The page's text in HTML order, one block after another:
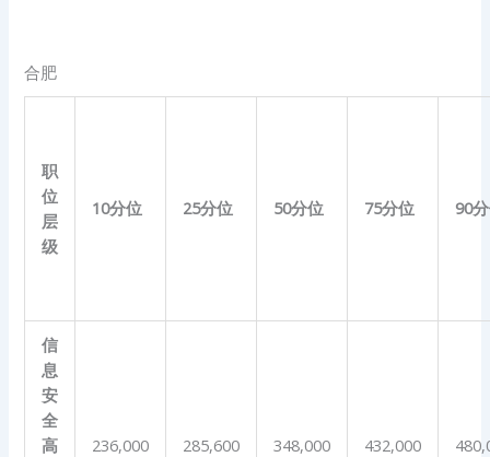
合肥
职
位
层
级
10分位 25分位 50分位 75分位 90
信
息
安
全
高
236,000 285,600 348,000 432,000